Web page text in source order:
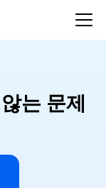
는 문제